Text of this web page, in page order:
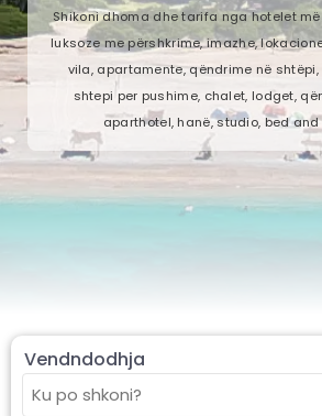
Shikoni dhoma dhe tarifa nga hotelet
luksoze me përshkrime, imazhe,
vila, apartamente, qëndrime në
shtepi per pushime, chalet, lodget,
aparthotel, hanë, studio, bed
Vendndodhja